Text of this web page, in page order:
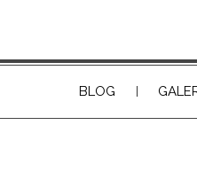
BLOG